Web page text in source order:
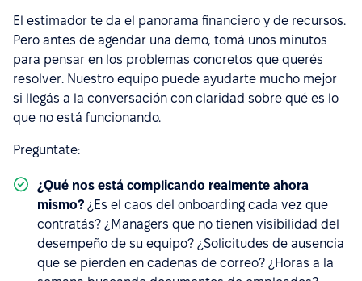
El estimador te da el panorama financiero y de recursos.
Pero antes de agendar una demo, tomá unos minutos
para pensar en los problemas concretos que querés
resolver. Nuestro equipo puede ayudarte mucho mejor
si llegás a la conversación con claridad sobre qué es lo
que no está funcionando.
Preguntate:
¿Qué nos está complicando realmente ahora
mismo? ¿Es el caos del onboarding cada vez que
contratás? ¿Managers que no tienen visibilidad del
desempeño de su equipo? ¿Solicitudes de ausencia
que se pierden en cadenas de correo? ¿Horas a la